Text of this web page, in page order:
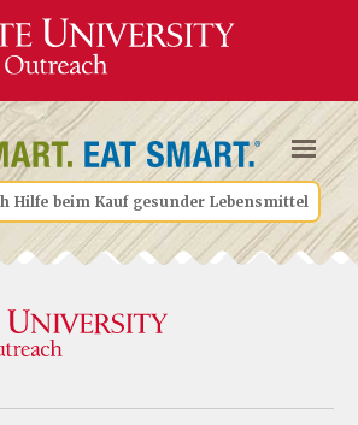
Hilfe beim Kauf gesunder Lebensmittel